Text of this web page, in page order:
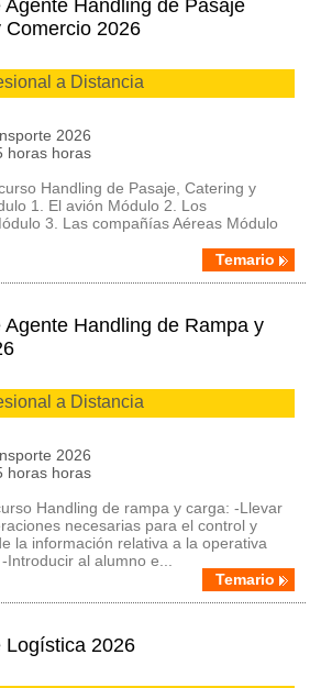
Agente Handling de Pasaje
Comercio 2026
a Distancia
2026
horas horas
Handling de Pasaje, Catering y
1. El avión Módulo 2. Los
3. Las compañías Aéreas Módulo
Temario
Agente Handling de Rampa y
a Distancia
2026
horas horas
Handling de rampa y carga: -Llevar
necesarias para el control y
la información relativa a la operativa
al alumno e...
Temario
Logística 2026